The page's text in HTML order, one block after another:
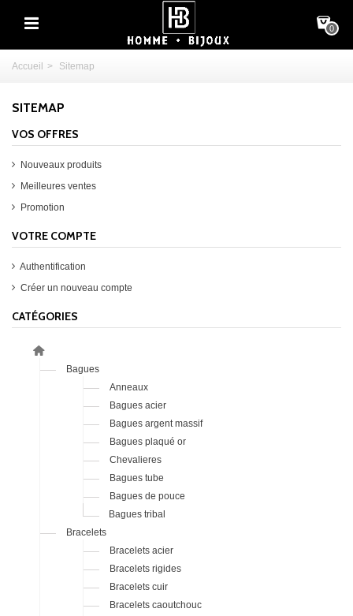
0
Accueil > Sitemap
SITEMAP
VOS OFFRES
Nouveaux produits
Meilleures ventes
Promotion
VOTRE COMPTE
Authentification
Créer un nouveau compte
CATÉGORIES
Bagues
Anneaux
Bagues acier
Bagues argent massif
Bagues plaqué or
Chevalieres
Bagues tube
Bagues de pouce
Bagues tribal
Bracelets
Bracelets acier
Bracelets rigides
Bracelets cuir
Bracelets caoutchouc